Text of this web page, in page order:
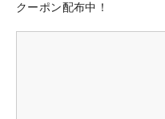
クーポン配布中！